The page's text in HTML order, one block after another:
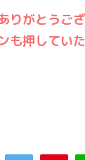
りがとうご
も押してい